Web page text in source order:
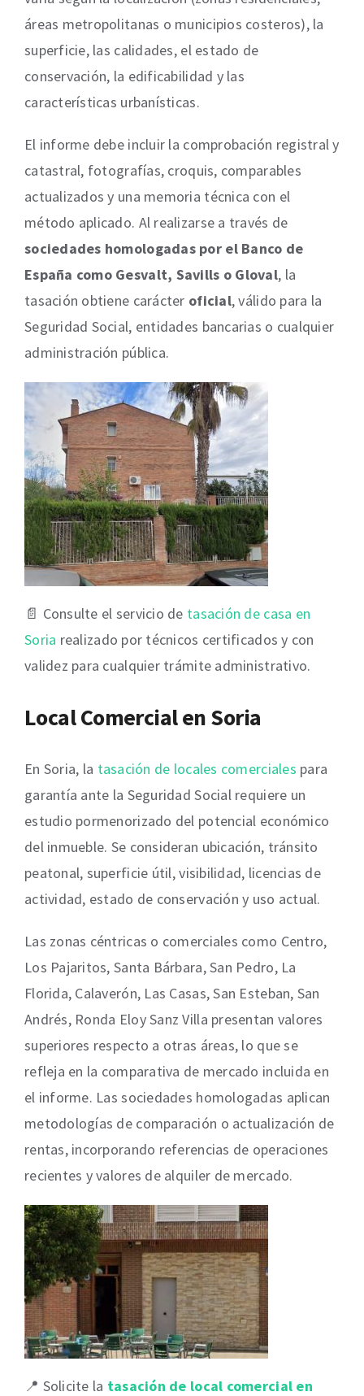
áreas metropolitanas o municipios costeros), la
superficie, las calidades, el estado de
conservación, la edificabilidad y las
características urbanísticas.
El informe debe incluir la comprobación registral y
catastral, fotografías, croquis, comparables
actualizados y una memoria técnica con el
método aplicado. Al realizarse a través de
sociedades homologadas por el Banco de
España como Gesvalt, Savills o Gloval, la
tasación obtiene carácter oficial, válido para la
Seguridad Social, entidades bancarias o cualquier
administración pública.
📄 Consulte el servicio de tasación de casa en
Soria realizado por técnicos certificados y con
validez para cualquier trámite administrativo.
Local Comercial en Soria
En Soria, la tasación de locales comerciales para
garantía ante la Seguridad Social requiere un
estudio pormenorizado del potencial económico
del inmueble. Se consideran ubicación, tránsito
peatonal, superficie útil, visibilidad, licencias de
actividad, estado de conservación y uso actual.
Las zonas céntricas o comerciales como Centro,
Los Pajaritos, Santa Bárbara, San Pedro, La
Florida, Calaverón, Las Casas, San Esteban, San
Andrés, Ronda Eloy Sanz Villa presentan valores
superiores respecto a otras áreas, lo que se
refleja en la comparativa de mercado incluida en
el informe. Las sociedades homologadas aplican
metodologías de comparación o actualización de
rentas, incorporando referencias de operaciones
recientes y valores de alquiler de mercado.
📍 Solicite la tasación de local comercial en